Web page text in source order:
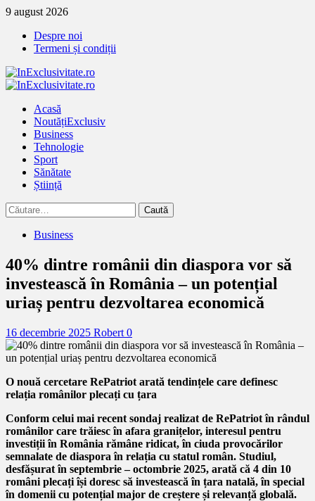
Treci
continut
9 august 2026
Despre noi
Termeni și condiții
Primary
Acasă
NoutățiExclusiv
Business
Tehnologie
Sport
Sănătate
Știință
Caută
după:
Business
40% dintre românii din diaspora vor să
investească în România – un potențial
uriaș pentru dezvoltarea economică
16 decembrie 2025 Robert 0
O nouă cercetare RePatriot arată tendințele care definesc
relația românilor plecați cu țara
Conform celui mai recent sondaj realizat de RePatriot în rândul
românilor care trăiesc în afara granițelor, interesul pentru
investiții în România rămâne ridicat, în ciuda provocărilor
semnalate de diaspora în relația cu statul român. Studiul,
desfășurat în septembrie – octombrie 2025, arată că 4 din 10
români plecați își doresc să investească în țara natală, în special
în domenii cu potențial major de creștere și relevanță globală.